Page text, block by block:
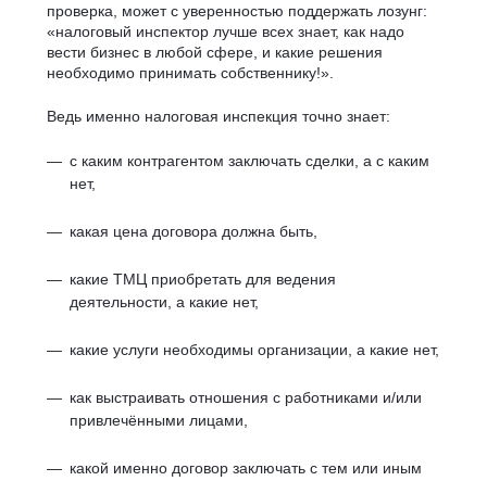
проверка, может с уверенностью поддержать лозунг:
«налоговый инспектор лучше всех знает, как надо
вести бизнес в любой сфере, и какие решения
необходимо принимать собственнику!».
Ведь именно налоговая инспекция точно знает:
с каким контрагентом заключать сделки, а с каким
нет,
какая цена договора должна быть,
какие ТМЦ приобретать для ведения
деятельности, а какие нет,
какие услуги необходимы организации, а какие нет,
как выстраивать отношения с работниками и/или
привлечёнными лицами,
какой именно договор заключать с тем или иным